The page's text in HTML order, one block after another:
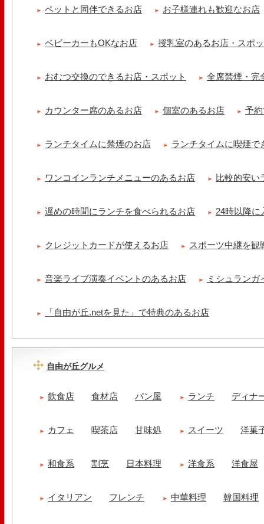
京都九条ねぎ焼き専門店 ねぎ家 -時代家 旬-
だれ。とろりとした温泉卵..
【 よもぎ蒸しやリラクゼーション専門の顧問契約 】 冷え性改善協会
クゼーション店を専..
ペットと同伴できるお店 お子様連れも歓迎なお店
ベビーカーもOKなお店 授乳室のあるお店・スポ
おむつ交換のできるお店・スポット 全席禁煙・完
カウンター席のあるお店 個室のあるお店 予
ランチタイムに禁煙のお店 ランチタイムに喫煙で
ワンコインランチメニューのあるお店 比較的安い
遅めの時間にランチを食べられるお店 24時以降に
クレジットカードが使えるお店 スポーツ中継を観
音楽ライブ演奏イベントのあるお店 ミシュランガ
「自由が丘.netを見た」で特典のあるお店
自由が丘グルメ
飲食店 食材店 パン屋 ランチ ディナ
カフェ 喫茶店 甘味処 スイーツ 洋菓
和食系 割烹 日本料理 洋食系 洋食屋
イタリアン フレンチ 中華料理 韓国料理